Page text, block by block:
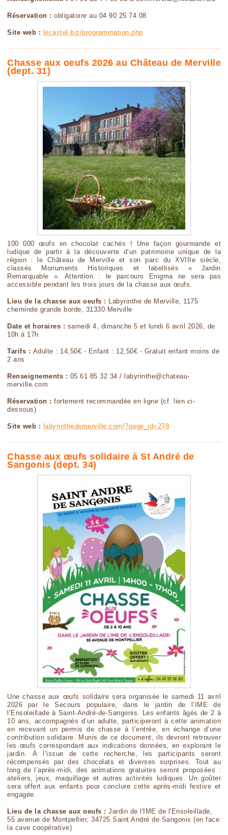
Réservation : obligatoire au 04 90 25 74 08
Site web : lecastel.biz/programmation.php
Chasse aux oeufs 2026 au Château de Merville
(dept. 31)
100 000 œufs en chocolat cachés ! Une façon gourmande et
ludique de partir à la découverte d’un patrimoine unique de la
région : le Château de Merville et son parc du XVIIIe siècle,
classés Monuments Historiques et labellisés « Jardin
Remarquable ». Attention : le parcours Enigma ne sera pas
accessible pendant les trois jours de la chasse aux œufs.
Lieu de la chasse aux oeufs : Labyrinthe de Merville, 1175
cheminde grande borde, 31330 Merville
Date et horaires : samedi 4, dimanche 5 et lundi 6 avril 2026, de
10h à 17h
Tarifs : Adulte : 14,50€ - Enfant : 12,50€ - Gratuit enfant moins de
2 ans
Renseignements : 05 61 85 32 34 / labyrinthe@chateau-
merville.com
Réservation : fortement recommandée en ligne (cf. lien ci-
dessous)
Site web : labyrinthedemerville.com/?page_id=278
Chasse aux œufs solidaire à St André de
Sangonis (dept. 34)
Une chasse aux œufs solidaire sera organisée le samedi 11 avril
2026 par le Secours populaire, dans le jardin de l’IME de
l’Ensoleillade à Saint-André-de-Sangonis. Les enfants âgés de 2 à
10 ans, accompagnés d’un adulte, participeront à cette animation
en recevant un permis de chasse à l’entrée, en échange d’une
contribution solidaire. Munis de ce document, ils devront retrouver
les œufs correspondant aux indications données, en explorant le
jardin. À l’issue de cette recherche, les participants seront
récompensés par des chocolats et diverses surprises. Tout au
long de l’après-midi, des animations gratuites seront proposées :
ateliers, jeux, maquillage et autres activités ludiques. Un goûter
sera offert aux enfants pour conclure cette après-midi festive et
engagée.
Lieu de la chasse aux oeufs : Jardin de l'IME de l'Ensoleillade,
55 avenue de Montpellier, 34725 Saint André de Sangonis (en face
la cave coopérative)